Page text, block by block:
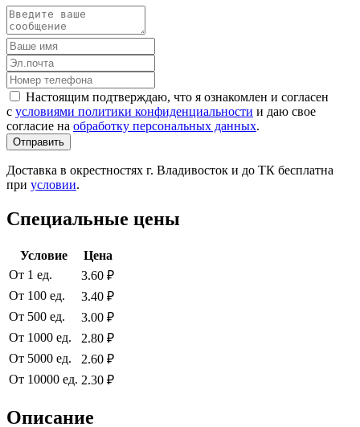
Настоящим подтверждаю, что я ознакомлен и согласен
с условиями политики конфиденциальности и даю свое
согласие на обработку персональных данных.
Отправить
Доставка в окрестностях г. Владивосток и до ТК бесплатна
при условии.
Специальные цены
Условие
Цена
От 1 ед.
3.60 ₽
От 100 ед.
3.40 ₽
От 500 ед.
3.00 ₽
От 1000 ед.
2.80 ₽
От 5000 ед.
2.60 ₽
От 10000 ед. 2.30 ₽
Описание